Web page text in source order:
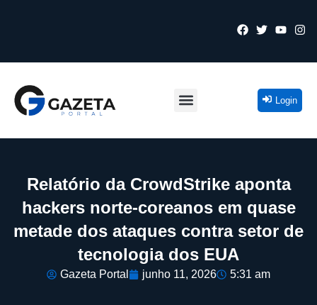
Login
Relatório da CrowdStrike aponta
hackers norte-coreanos em quase
metade dos ataques contra setor de
tecnologia dos EUA
Gazeta Portal junho 11, 2026 5:31 am